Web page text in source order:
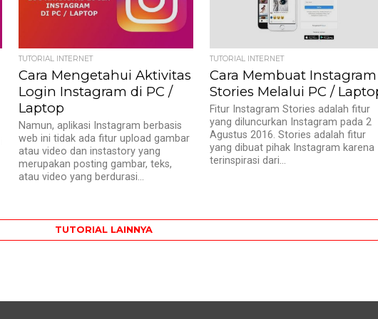
TUTORIAL INTERNET
Cara Mengetahui Aktivitas
Login Instagram di PC /
Laptop
Namun, aplikasi Instagram berbasis
web ini tidak ada fitur upload gambar
atau video dan instastory yang
merupakan posting gambar, teks,
atau video yang berdurasi...
TUTORIAL INTERNET
Cara Membuat Instagram
Stories Melalui PC /
Fitur Instagram Stories adalah fitur
yang diluncurkan Instagram pada 2
Agustus 2016. Stories adalah fitur
yang dibuat pihak Instagram karena
terinspirasi dari...
TUTORIAL LAINNYA